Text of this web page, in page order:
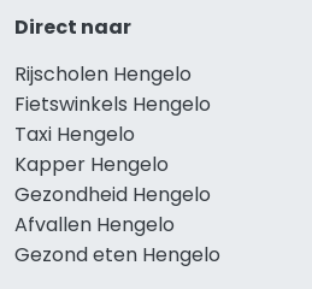
Direct naar
Rijscholen Hengelo
Fietswinkels Hengelo
Taxi Hengelo
Kapper Hengelo
Gezondheid Hengelo
Afvallen Hengelo
Gezond eten Hengelo